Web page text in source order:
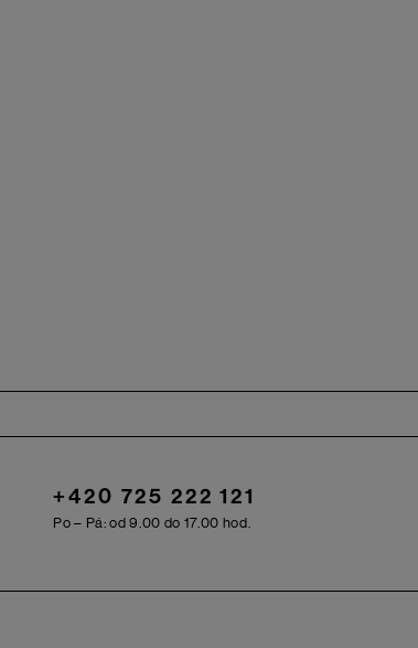
+420 725 222 121
Po – Pá: od 9.00 do 17.00 hod.